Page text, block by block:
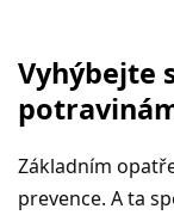
Vyhýbejte
Základním
prevence. A ta